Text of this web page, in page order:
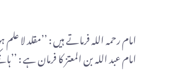
امام رحمہ اللہ فرماتے ہیں : ’’مقلد لا
امام عبد اللہ بن المعتز کا فرمان ہے :